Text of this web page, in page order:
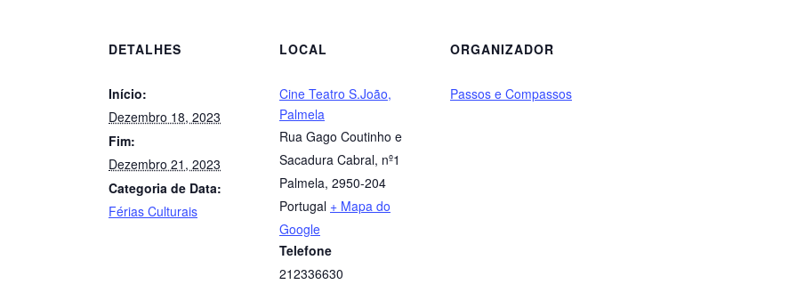
DETALHES
Início:
Dezembro 18, 2023
Fim:
Dezembro 21, 2023
Categoria de Data:
Férias Culturais
LOCAL
Cine Teatro S.João,
Palmela
Rua Gago Coutinho e
Sacadura Cabral, nº1
Palmela, 2950-204
Portugal + Mapa do
Google
Telefone
212336630
ORGANIZADOR
Passos e Compassos